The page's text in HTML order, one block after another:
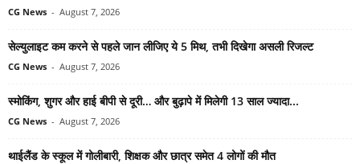
CG News - August 7, 2026
सेल्युलाइट कम करने से पहले जान लीजिए ये 5 मिथ, तभी दिखेगा असली रिजल्ट
CG News - August 7, 2026
स्मोकिंग, शुगर और हाई बीपी से दूरी… और बुढ़ापे में मिलेगी 13 साल ज्यादा...
CG News - August 7, 2026
थाईलैंड के स्कूल में गोलीबारी, शिक्षक और छात्र समेत 4 लोगों की मौत